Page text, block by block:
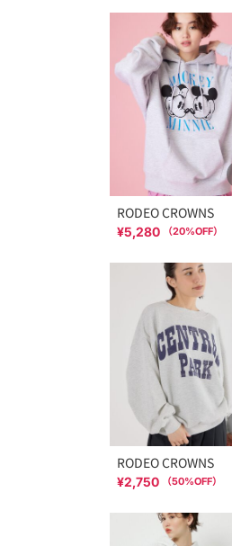
RODEO CROWNS
¥5,280 （20%OFF）
RODEO CROWNS
¥2,750 （50%OFF）